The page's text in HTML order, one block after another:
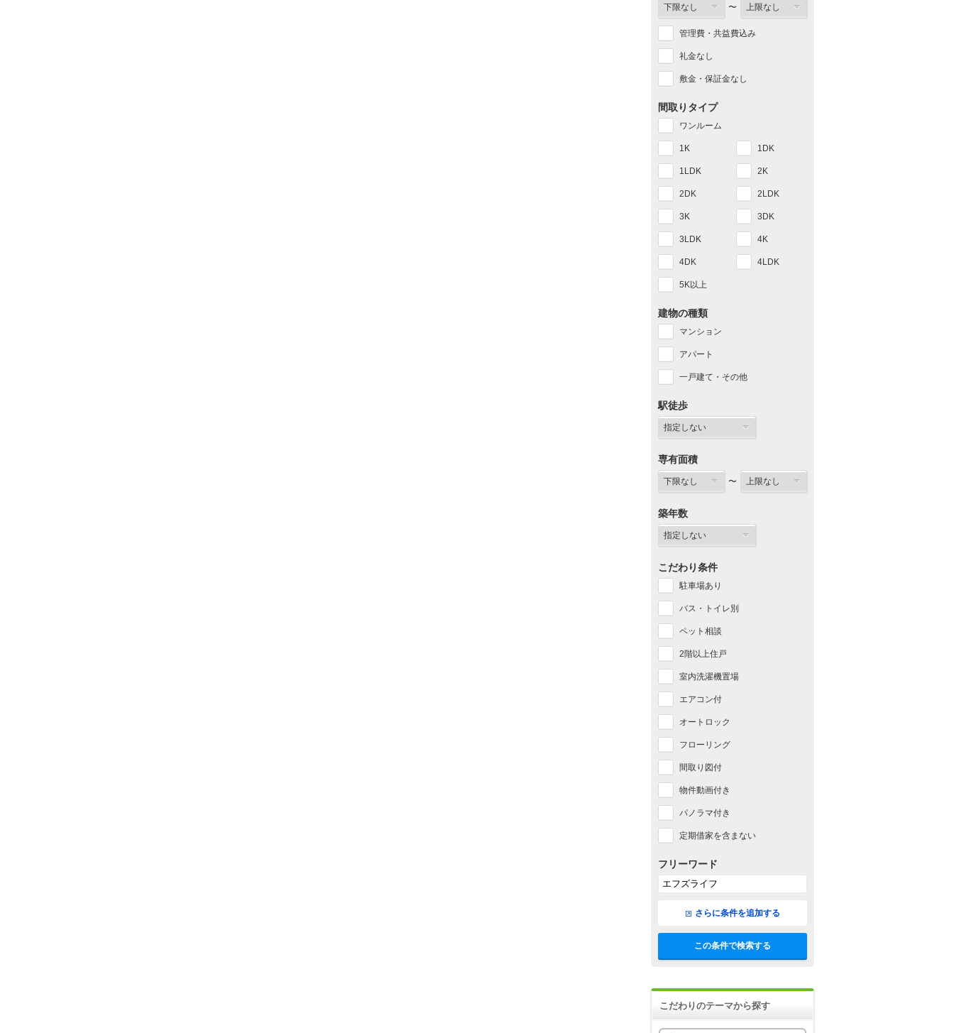
〜
管理費・共益費込み
礼金なし
敷金・保証金なし
間取りタイプ
ワンルーム
1K 1DK
1LDK 2K
2DK 2LDK
3K 3DK
3LDK 4K
4DK 4LDK
5K以上
建物の種類
マンション
アパート
一戸建て・その他
駅徒歩
専有面積
〜
築年数
こだわり条件
駐車場あり
バス・トイレ別
ペット相談
2階以上住戸
室内洗濯機置場
エアコン付
オートロック
フローリング
間取り図付
物件動画付き
パノラマ付き
定期借家を含まない
フリーワード
さらに条件を追加する
この条件で検索する
こだわりのテーマから探す